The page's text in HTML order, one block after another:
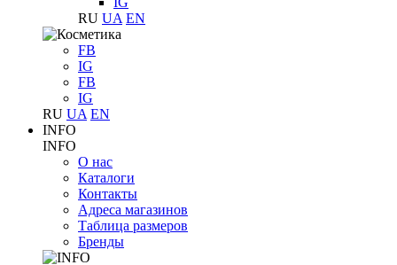
RU UA EN
FB
IG
FB
IG
RU UA EN
INFO
INFO
О нас
Каталоги
Контакты
Адреса магазинов
Таблица размеров
Бренды